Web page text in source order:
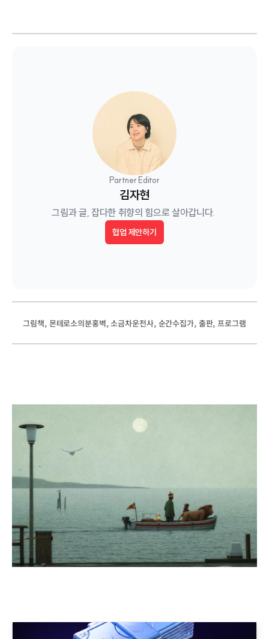
Partner Editor
김자현
그림과 글, 잡다한 취향의 힘으로 살아갑니다.
협업 제안하기
그림책, 몬테로소의분홍벽, 소금차운전사, 순간수집가, 출판, 프로그램